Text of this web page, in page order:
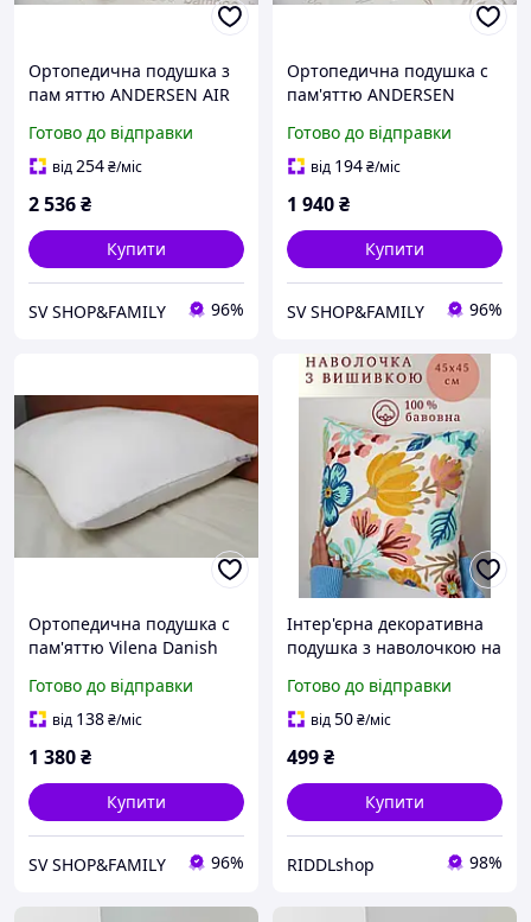
Ортопедична подушка з
пам яттю ANDERSEN AIR
см.
Готово до відправки
від254₴/міс
2 536₴
Купити
SV SHOP&FAMILY 96%
Ортопедична подушка с
пам'яттю ANDERSEN
45х55 см.
Готово до відправки
від 194₴/міс
1 940₴
Купити
SV SHOP&FAMILY 96%
Ортопедична подушка с
пам'яттю Vilena Danish
45х65х12,5 см.
Готово до відправки
від 138₴/міс
1 380₴
Купити
SV SHOP&FAMILY 96%
Інтер'єрна декоративна
подушка з наволочкою на
(килимова вишивка) Піон
Готово до відправки
від50₴/міс
499₴
Купити
RIDDLshop 98%